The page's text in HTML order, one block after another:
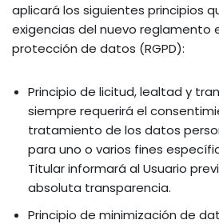
aplicará los siguientes principios
exigencias del nuevo reglamento
protección de datos (RGPD):
Principio de licitud, lealtad y
siempre requerirá el
tratamiento de los datos
para uno o varios fines
Titular informará al Usuario
absoluta transparencia.
Principio de minimización de